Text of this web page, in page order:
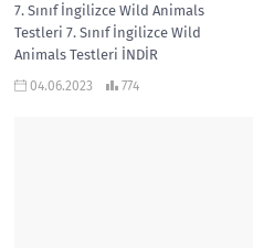
7. Sınıf İngilizce Wild Animals
Testleri 7. Sınıf İngilizce Wild
Animals Testleri İNDİR
04.06.2023 774